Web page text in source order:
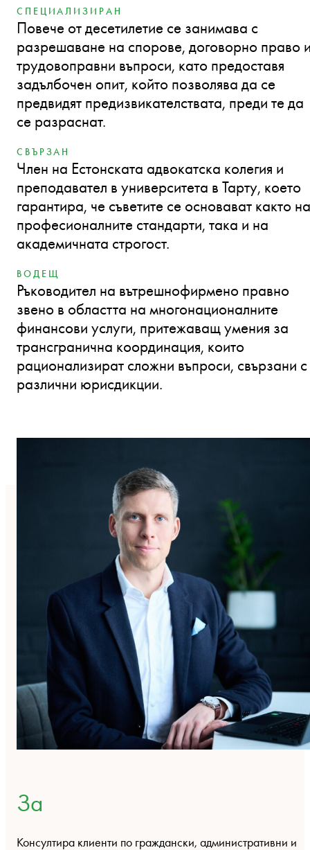
СПЕЦИАЛИЗИРАН
Повече от десетилетие се занимава с
разрешаване на спорове, договорно право
трудовоправни въпроси, като предоставя
задълбочен опит, който позволява да се
предвидят предизвикателствата, преди те да
се разраснат.
СВЪРЗАН
Член на Естонската адвокатска колегия и
преподавател в университета в Тарту, което
гарантира, че съветите се основават както на
професионалните стандарти, така и на
академичната строгост.
ВОДЕЩ
Ръководител на вътрешнофирмено правно
звено в областта на многонационалните
финансови услуги, притежаващ умения за
трансгранична координация, които
рационализират сложни въпроси, свързани с
различни юрисдикции.
За
Консултира клиенти по граждански, административни и